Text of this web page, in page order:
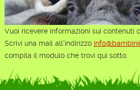
Vuoi ricevere informazioni sui contenuti
Scrivi una mail all'indirizzo
compila il modulo che trovi qui sotto.